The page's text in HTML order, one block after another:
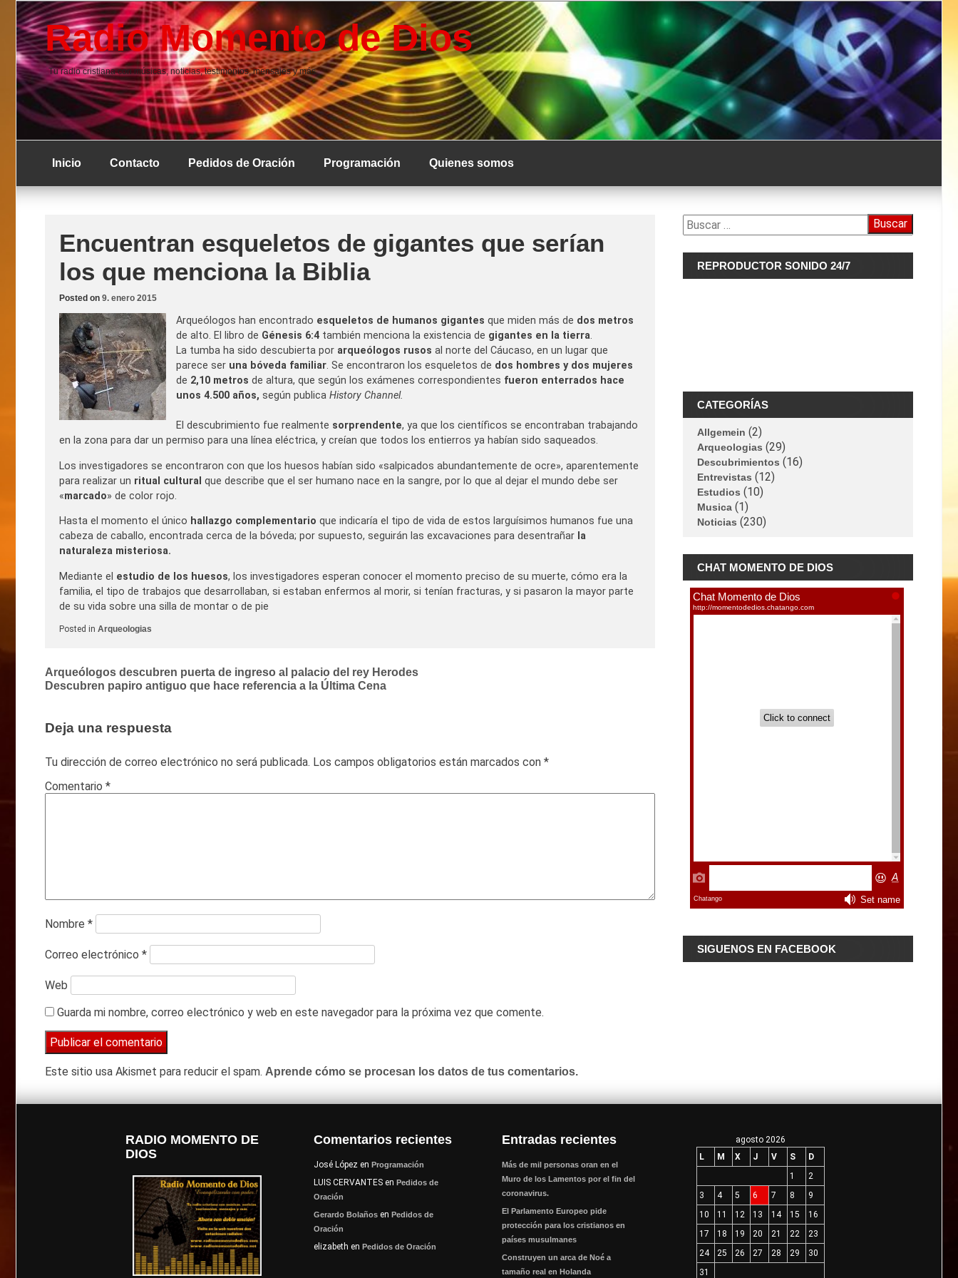
Skip
to
contentRadio Momento de Dios
Tu radio cristiana con músicas, noticias, testimonios, mensajes y más.
Inicio Contacto Pedidos de Oración Programación Quienes somos
Encuentran esqueletos de gigantes que serían
los que menciona la Biblia
Posted on 9. enero 2015
Arqueólogos han encontrado esqueletos de humanos gigantesque miden más de dos metros
de alto. El libro de Génesis 6:4 también menciona la existencia de gigantes en la tierra.
La tumba ha sido descubierta por arqueólogos rusosal norte del Cáucaso, en un lugar que
parece ser una bóveda familiar. Se encontraron los esqueletos de dos hombres y dos mujeres
de 2,10 metros de altura, que según los exámenes correspondientes fueron enterrados hace
unos 4.500 años,según publicaHistory Channel.
El descubrimiento fue realmente sorprendente, ya que los científicos se encontraban trabajando
en la zona para dar un permiso para una línea eléctrica, y creían que todos los entierros ya habían sido saqueados.
Los investigadores se encontraron con que los huesos habían sido «salpicados abundantemente de ocre», aparentemente
para realizar un ritual cultural que describe que el ser humano nace en la sangre, por lo que al dejar el mundo debe ser
«marcado» de color rojo.
Hasta el momento el único hallazgo complementario que indicaría el tipo de vida de estos larguísimos humanos fue una
cabeza de caballo, encontrada cerca de la bóveda; por supuesto, seguirán las excavaciones para desentrañar la
naturaleza misteriosa.
Mediante el estudio de los huesos, los investigadores esperan conocer el momento preciso de su muerte, cómo era la
familia, el tipo de trabajos que desarrollaban, si estaban enfermos al morir, si tenían fracturas, y si pasaron la mayor parte
de su vida sobre una silla de montar o de pie
Posted in Arqueologias
Navegación
de
Arqueólogos descubren puerta de ingreso al palacio del rey Herodes
Descubren papiro antiguo que hace referencia a la Última Cena
Deja una respuesta
Tu dirección de correo electrónico no será publicada. Los campos obligatorios están marcados con *
Comentario *
Nombre *
Correo electrónico *
Web
Guarda mi nombre, correo electrónico y web en este navegador para la próxima vez que comente.
Este sitio usa Akismet para reducir el spam. Aprende cómo se procesan los datos de tus comentarios.
Buscar:
REPRODUCTOR SONIDO 24/7
CATEGORÍAS
Allgemein (2)
Arqueologias (29)
Descubrimientos (16)
Entrevistas (12)
Estudios (10)
Musica(1)
Noticias (230)
CHAT MOMENTO DE DIOS
SIGUENOS EN FACEBOOK
RADIO MOMENTO DE
DIOS
Comentarios recientes
José Lópezen Programación
LUIS CERVANTESen Pedidos de
Oración
Gerardo Bolañosen Pedidos de
Oración
elizabeth en Pedidos de Oración
Entradas recientes
Más de mil personas oran en el
Muro de los Lamentos por el fin del
coronavirus.
El Parlamento Europeo pide
protección para los cristianos en
países musulmanes
Construyen un arca de Noé a
tamaño real en Holanda
agosto 2026
L
M X J V S
D
1
2
3
4 5 6 7 8
9
10
11 12 13 14 15
16
17
18 19 20 21 22
23
24
25 26 27 28 29
30
31